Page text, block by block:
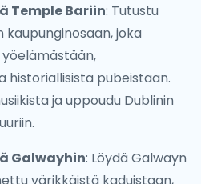
Temple Bariin: Tutustu
joka
historiallisista pubeistaan.
ja uppoudu Dublinin
Galwayhin: Löydä Galwayn